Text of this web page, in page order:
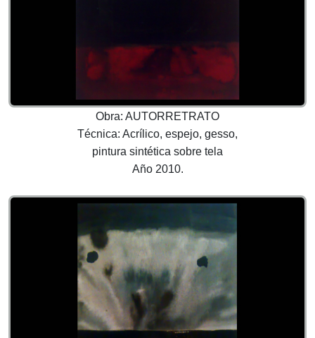
Obra: AUTORRETRATO
Técnica: Acrílico, espejo, gesso,
pintura sintética sobre tela
Año 2010.